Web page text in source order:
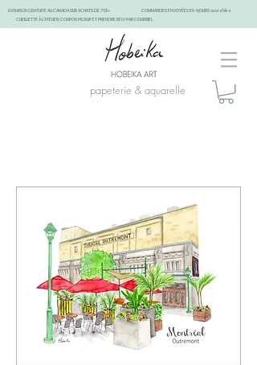
LIVRAISON GRATUITE AU CANADA SUR ACHATS DE 75$+
COMMANDES ENVOYÉES EN 4 JOURS ouvrables
CUEILLETTE À L'ATELIER: COUPON PICKUP ET PRENDRE RDV PAR COURRIEL
papeterie & aquarelle